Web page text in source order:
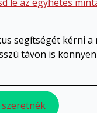
le az egyhetes
segítségét kérni a
távon is